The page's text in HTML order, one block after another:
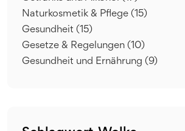
Naturkosmetik & Pflege (15)
Gesundheit (15)
Gesetze & Regelungen (10)
Gesundheit und Ernährung (9)